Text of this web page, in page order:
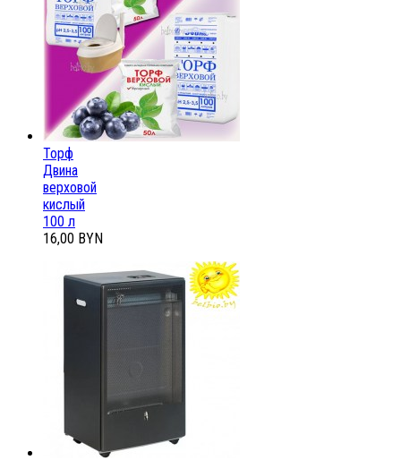
Торф
Двина
верховой
кислый
100 л
16,00 BYN